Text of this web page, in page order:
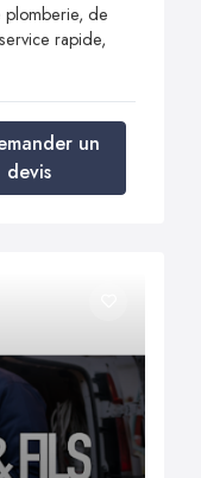
plomberie, de
rapide,
un
devis